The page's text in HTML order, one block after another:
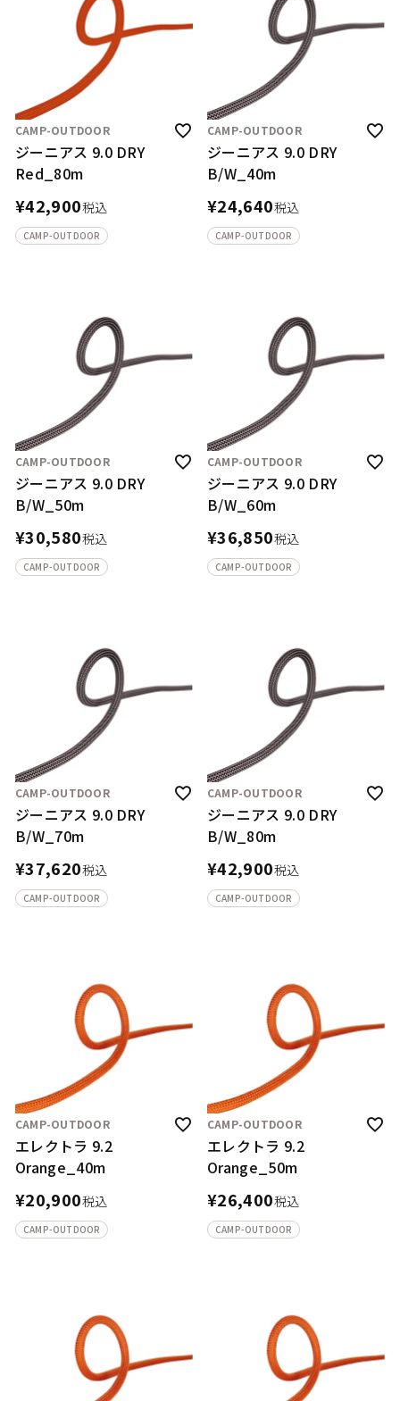
CAMP-OUTDOOR
ジーニアス 9.0 DRY
Red_80m
¥42,900税込
CAMP-OUTDOOR
CAMP-OUTDOOR
ジーニアス 9.0 DRY
B/W_40m
¥24,640税込
CAMP-OUTDOOR
CAMP-OUTDOOR
ジーニアス 9.0 DRY
B/W_50m
¥30,580税込
CAMP-OUTDOOR
CAMP-OUTDOOR
ジーニアス 9.0 DRY
B/W_60m
¥36,850税込
CAMP-OUTDOOR
CAMP-OUTDOOR
ジーニアス 9.0 DRY
B/W_70m
¥37,620税込
CAMP-OUTDOOR
CAMP-OUTDOOR
ジーニアス 9.0 DRY
B/W_80m
¥42,900税込
CAMP-OUTDOOR
CAMP-OUTDOOR
エレクトラ 9.2
Orange_40m
¥20,900税込
CAMP-OUTDOOR
CAMP-OUTDOOR
エレクトラ 9.2
Orange_50m
¥26,400税込
CAMP-OUTDOOR